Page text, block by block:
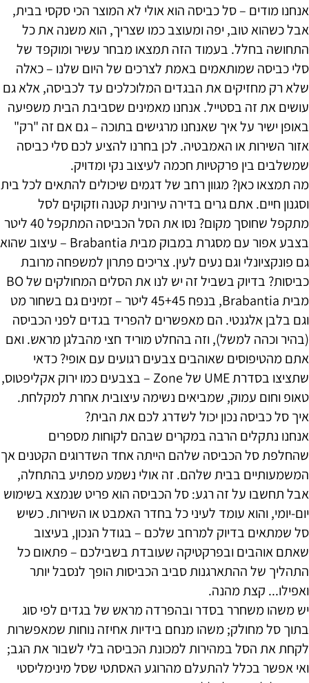
אנחנו מודים – סל כביסה הוא אולי לא המוצר הכי סקסי בבית,
אבל כשהוא טוב, יפה ומעוצב כמו שצריך, הוא משנה את כל
התחושה בחלל. בעמוד הזה תמצאו מבחר עשיר ומוקפד של
סלי כביסה שמותאמים באמת לצרכים של היום שלנו – כאלה
שלא רק מחזיקים את הבגדים המלוכלכים עד לכביסה, אלא גם
עושים את זה בסטייל. אנחנו מאמינים שסביבת הבית משפיעה
באופן ישיר על איך שאנחנו מרגישים בתוכה – גם אם זה "רק"
אזור השירות או האמבטיה. לכן בחרנו להציע לכם סלי כביסה
שמשלבים בין פרקטיות חכמה לעיצוב נקי ומדויק.
מה תמצאו כאן? מגוון רחב של דגמים שיכולים להתאים לכל בית
וסגנון חיים. אתם גרים בדירה עירונית קטנה וזקוקים לסל
מתקפל שחוסך מקום? נסו את הסל הכביסה המתקפל 40 ליטר
בצבע אפור עם מסגרת במבוק מבית Brabantia – עיצוב שהוא
גם פונקציונלי וגם נעים לעין. צריכים פתרון למשפחה מרובת
כביסות? בדיוק בשביל זה יש לנו את הסלים המחולקים של BO
מבית Brabantia, בנפח 45+45 ליטר – זמינים גם בשחור מט
וגם בלבן אלגנטי. הם מאפשרים להפריד בגדים לפני הכביסה
(בהיר וכהה למשל), וזה בהחלט מוריד חצי מהבלגן מראש. ואם
אתם מהטיפוסים שאוהבים צבעים רגועים עם אופי? כדאי
שתציצו בסדרת UME של Zone – בצבעים כמו ירוק אקליפטוס,
טאופ וחום עמוק, שמביאים נשימה עיצובית אחרת למקלחת.
איך סל כביסה נכון יכול לשדרג לכם את הבית?
אנחנו נתקלים הרבה במקרים שבהם לקוחות מספרים
שהחלפת סל הכביסה שלהם הייתה אחד השדרוגים הקטנים אך
המשמעותיים בבית שלהם. זה אולי נשמע מפתיע בהתחלה,
אבל תחשבו על זה רגע: סל הכביסה הוא פריט שנמצא בשימוש
יום-יומי, והוא עומד לעיני כל בחדר האמבט או השירות. כשיש
סל שמתאים בדיוק למרחב שלכם – בגודל הנכון, בעיצוב
שאתם אוהבים ובפרקטיקה שעובדת בשבילכם – פתאום כל
התהליך של ההתארגנות סביב הכביסות הופך לנסבל יותר
ואפילו... קצת מהנה.
יש משהו משחרר בסדר ובהפרדה מראש של בגדים לפי סוג
בתוך סל מחולק; משהו מנחם בידיות אחיזה נוחות שמאפשרות
לקחת את הסל במהירות למכונת הכביסה בלי לשבור את הגב;
ואי אפשר בכלל להתעלם מהרוגע האסתטי שסל מינימליסטי